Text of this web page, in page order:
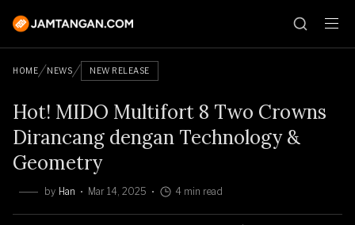
HOME NEWS NEW RELEASE
Hot! MIDO Multifort 8 Two Crowns
Dirancang dengan Technology &
Geometry
by Han Mar 14, 2025 4 min read